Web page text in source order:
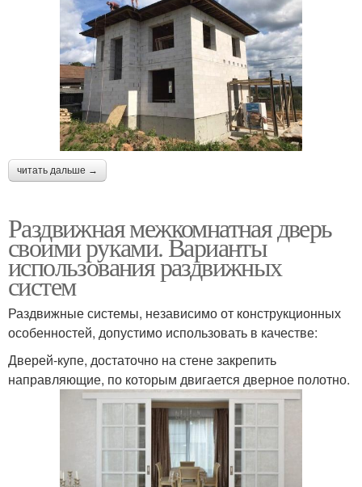
читать дальше →
Раздвижная межкомнатная дверь
своими руками. Варианты
использования раздвижных
систем
Раздвижные системы, независимо от конструкционных
особенностей, допустимо использовать в качестве:
Дверей-купе, достаточно на стене закрепить
направляющие, по которым двигается дверное полотно.